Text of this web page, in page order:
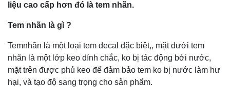
liệu cao cấp hơn đó là tem nhãn.
Tem nhãn là gì ?
Temnhãn là một loại tem decal đặc biệt,, mặt dưới tem
nhãn là một lớp keo dính chắc, ko bị tác động bởi nước,
mặt trên được phủ keo để đảm bảo tem ko bị nước làm hư
hại, và tạo độ sang trọng cho sản phẩm.